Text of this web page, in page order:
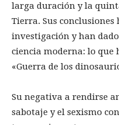
larga duración y la
Tierra. Sus conclusiones
investigación y han
ciencia moderna: lo que
«Guerra de los
Su negativa a rendirse
sabotaje y el sexismo